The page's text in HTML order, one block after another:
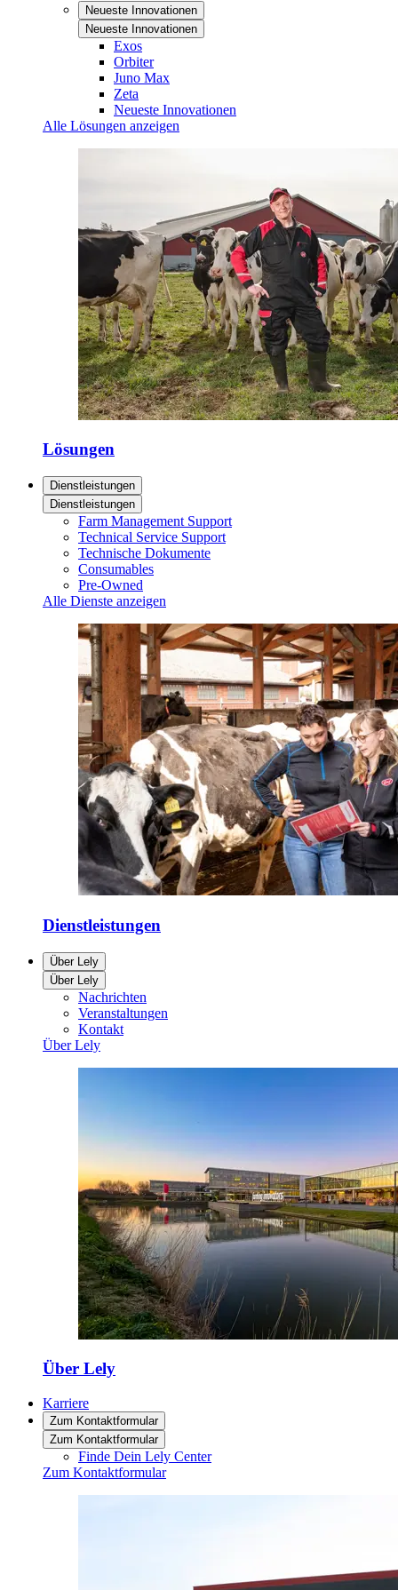
Neueste Innovationen
Neueste Innovationen
Exos
Orbiter
Juno Max
Zeta
Neueste Innovationen
Alle Lösungen anzeigen
Lösungen
Dienstleistungen
Dienstleistungen
Farm Management Support
Technical Service Support
Technische Dokumente
Consumables
Pre-Owned
Alle Dienste anzeigen
Dienstleistungen
Über Lely
Über Lely
Nachrichten
Veranstaltungen
Kontakt
Über Lely
Über Lely
Karriere
Zum Kontaktformular
Zum Kontaktformular
Finde Dein Lely Center
Zum Kontaktformular